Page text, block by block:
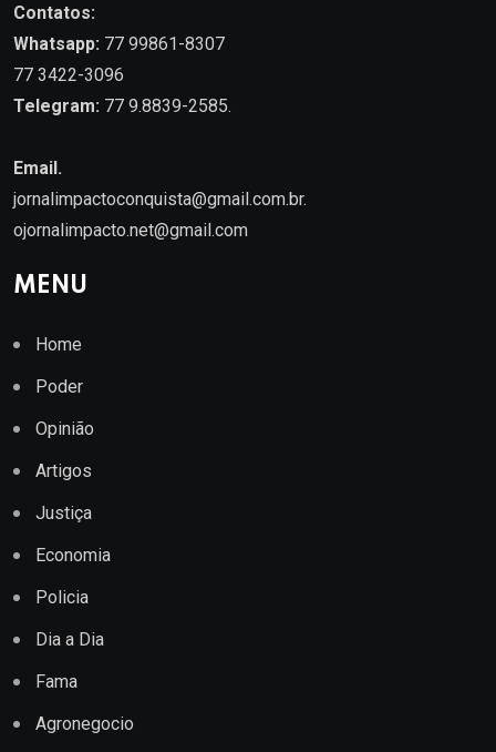
Contatos:
Whatsapp: 77 99861-8307
77 3422-3096
Telegram: 77 9.8839-2585.
Email.
jornalimpactoconquista@gmail.com.br.
ojornalimpacto.net@gmail.com
MENU
Home
Poder
Opinião
Artigos
Justiça
Economia
Policia
Dia a Dia
Fama
Agronegocio